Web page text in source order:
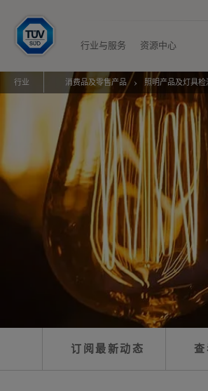
m
行业与服务 资源中心
行业 消费品及零售产品 照明产品及灯具检
订阅最新动态 查